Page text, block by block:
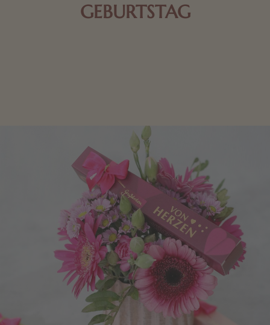
GEBURTSTAG